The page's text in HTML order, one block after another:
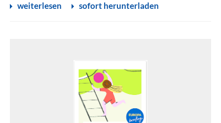
weiterlesen sofort herunterladen